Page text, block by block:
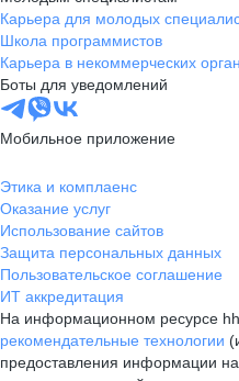
Карьера для молодых
Школа программистов
Карьера в некоммерческих
Боты для уведомлений
Мобильное приложение
Этика и комплаенс
Оказание услуг
Использование сайтов
Защита персональных данных
Пользовательское соглашение
ИТ аккредитация
На информационном ресурсе
рекомендательные технологии
предоставления информации